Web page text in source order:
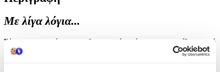
Με λίγα λόγια...
Σύγχρονη κομψότητα και διαχρονική φινέτσα χαρακτηρίζουν αυτό
το ξεχωριστό σετ κοσμημάτων από τη Verorama, που συνδυάζει
κολιέ, σκουλαρίκια και δαχτυλίδι. Κατασκευασμένα από ασήμι